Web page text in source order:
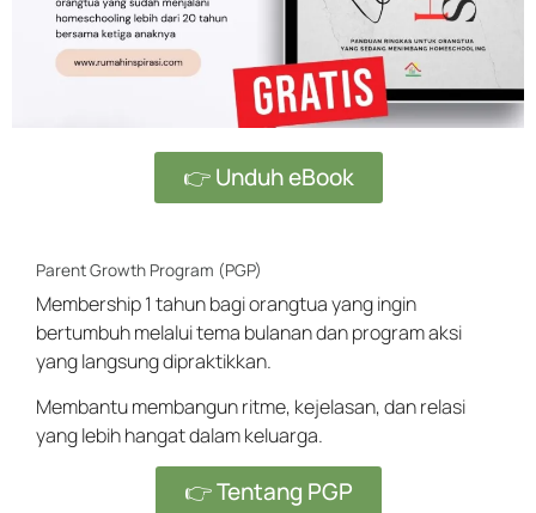
👉 Unduh eBook
Parent Growth Program (PGP)
Membership 1 tahun bagi orangtua yang ingin
bertumbuh melalui tema bulanan dan program aksi
yang langsung dipraktikkan.
Membantu membangun ritme, kejelasan, dan relasi
yang lebih hangat dalam keluarga.
👉 Tentang PGP